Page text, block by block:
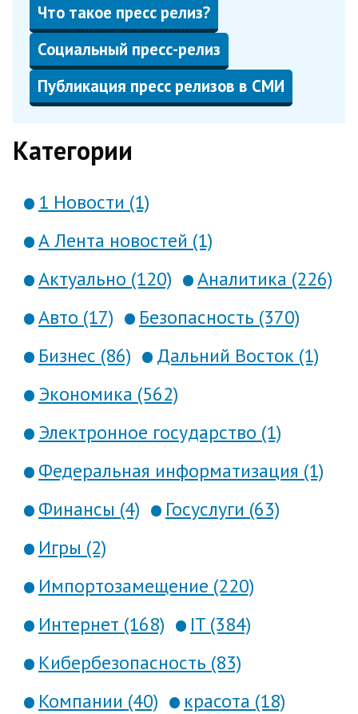
Что такое пресс релиз?
Социальный пресс-релиз
Публикация пресс релизов в СМИ
Категории
1 Новости (1)
А Лента новостей (1)
Актуально (120)
Аналитика (226)
Авто (17)
Безопасность (370)
Бизнес (86)
Дальний Восток (1)
Экономика (562)
Электронное государство (1)
Федеральная информатизация (1)
Финансы (4)
Госуслуги (63)
Игры (2)
Импортозамещение (220)
Интернет (168)
IT (384)
Кибербезопасность (83)
Компании (40)
красота (18)